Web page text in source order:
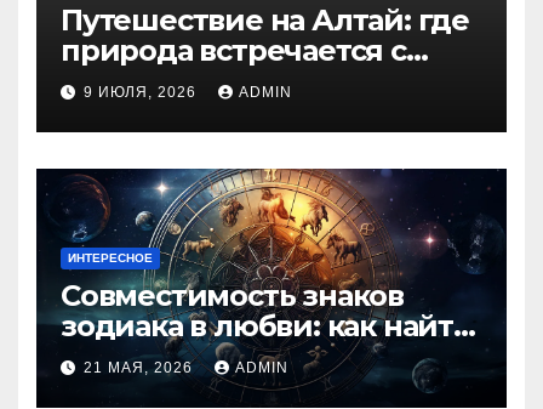
Путешествие на Алтай: где
природа встречается с
духом приключений
9 ИЮЛЯ, 2026 ADMIN
ИНТЕРЕСНОЕ
Совместимость знаков
зодиака в любви: как найти
идеальную пару и
избежать конфликтов
21 МАЯ, 2026 ADMIN